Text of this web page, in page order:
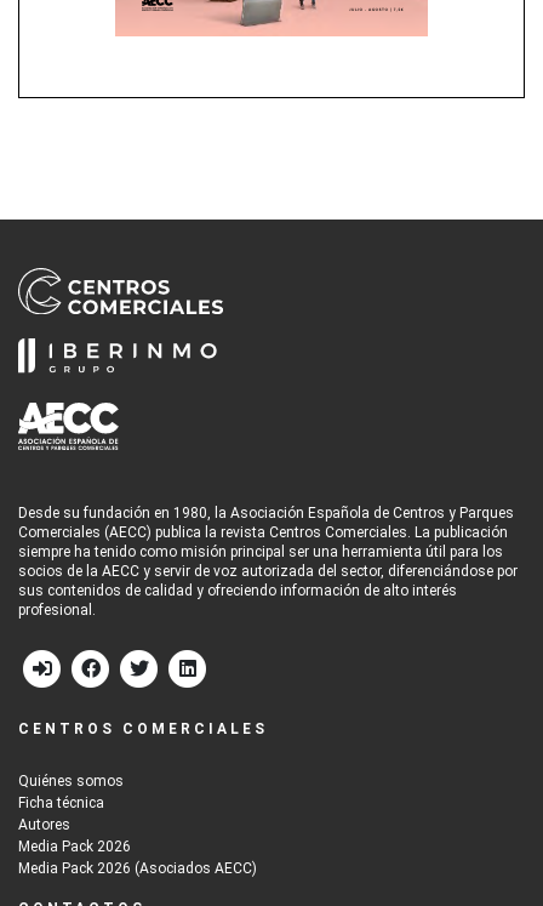
Desde su fundación en 1980, la Asociación Española de Centros y Parques
Comerciales (AECC) publica la revista Centros Comerciales. La publicación
siempre ha tenido como misión principal ser una herramienta útil para los
socios de la AECC y servir de voz autorizada del sector, diferenciándose por
sus contenidos de calidad y ofreciendo información de alto interés
profesional.
CENTROS COMERCIALES
Quiénes somos
Ficha técnica
Autores
Media Pack 2026
Media Pack 2026 (Asociados AECC)